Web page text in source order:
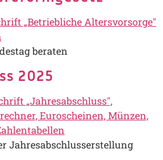
beraten
2025
Jahresabschlusserstellung